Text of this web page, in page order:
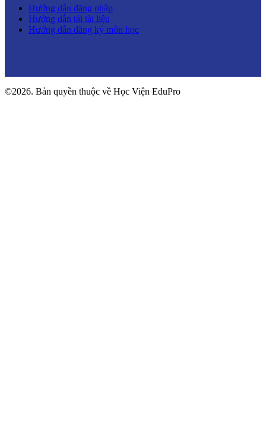
Hướng dẫn đăng nhập
Hướng dẫn tải tài liệu
Hướng dẫn đăng ký môn học
©2026. Bản quyền thuộc về Học Viện EduPro